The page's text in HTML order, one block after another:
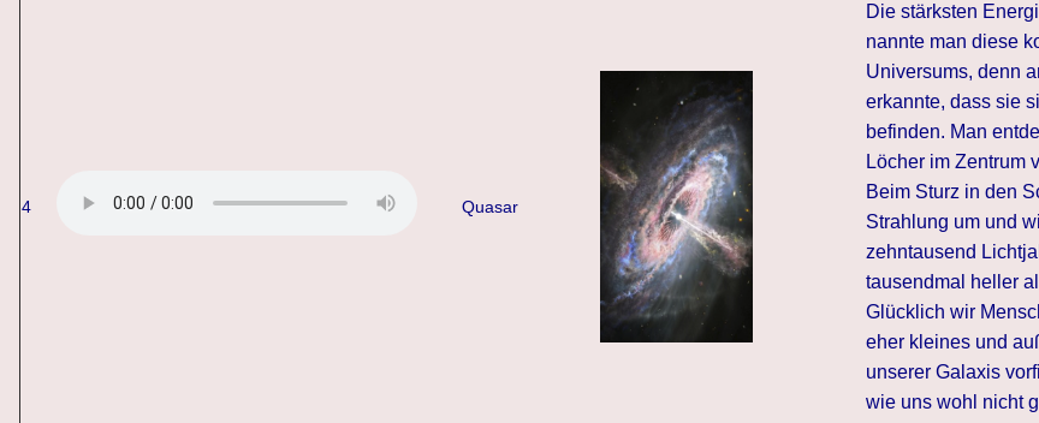
4 Quasar
Die stärksten
nannte man diese
Universums, denn
erkannte, dass sie
befinden. Man
Löcher im Zentrum
Beim Sturz in den
Strahlung um und
zehntausend
tausendmal heller
Glücklich wir
eher kleines und
unserer Galaxis
wie uns wohl nicht